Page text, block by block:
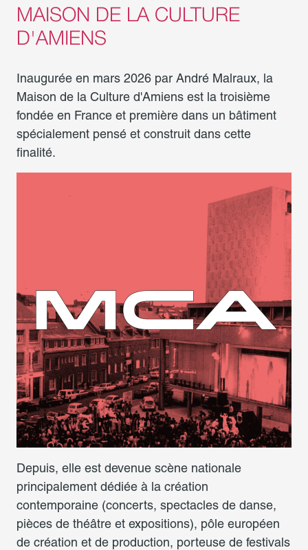
MAISON DE LA CULTURE
D'AMIENS
Inaugurée en mars 2026 par André Malraux, la
Maison de la Culture d'Amiens est la troisième
fondée en France et première dans un bâtiment
spécialement pensé et construit dans cette
finalité.
Depuis, elle est devenue scène nationale
principalement dédiée à la création
contemporaine (concerts, spectacles de danse,
pièces de théâtre et expositions), pôle européen
de création et de production, porteuse de festivals